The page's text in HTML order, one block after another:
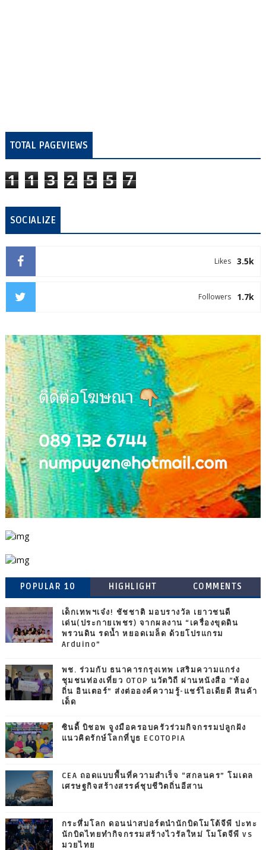
TOTAL PAGEVIEWS
1 1 3 2 5 5 7
SOCIALIZE
3.5k
Likes
1.7k
Followers
POPULAR 10 HIGHLIGHT COMMENTS
เด็กเทพฯเจ๋ง! ชัชชาติ มอบรางวัล เยาวชนดี
เด่น(ประกายเพชร) จากผลงาน “เครื่องขุดดิน
พรวนดิน รดน้ำ หยอดเมล็ด ด้วยโปรแกรม
Arduino”
พช. ร่วมกับ ธนาคารกรุงเทพ เสริมความแกร่ง
ชุมชนท่องเที่ยว OTOP นวัตวิถี ผ่านหนังสือ “ท้อง
ถิ่น อินเตอร์” ส่งต่อองค์ความรู้-แชร์ไอเดียดี สินค้า
เด็ด
ซินดี้ บิชอพ จูงมือครอบครัวร่วมกิจกรรมปลูกฝัง
แนวคิดรักษ์โลกที่บูธ ECOTOPIA
CEA ถอดแบบพื้นที่ความสำเร็จ “สกลนคร” โมเดล
เศรษฐกิจสร้างสรรค์ชุบชีวิตถิ่นอีสาน
กระหึ่มโลก ดอนน่าสปอร์ตนำนักบิดโมโต้จีพี ปะทะ
นักบิดไทยทำกิจกรรมสร้างไวรัลใหม่ โมโตจีพี vs
มวยไทย